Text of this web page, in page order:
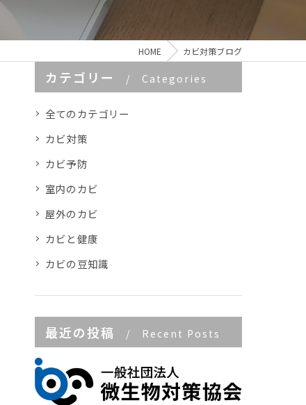
HOME カビ対策ブログ
カテゴリー Categories
全てのカテゴリー
カビ対策
カビ予防
室内のカビ
屋外のカビ
カビと健康
カビの豆知識
最近の投稿 Recent Posts